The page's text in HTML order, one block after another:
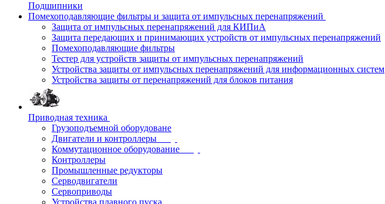
Подшипники
Помехоподавляющие фильтры и защита от импульсных перенапряжений
Защита от импульсных перенапряжений для КИПиА
Защита передающих и принимающих устройств от импульсных перенапряжений
Помехоподавляющие фильтры
Тестер для устройств защиты от импульсных перенапряжений
Устройства защиты от импульсных перенапряжений для информационных систем
Устройства защиты от перенапряжений для блоков питания
Приводная техника
Грузоподъемной оборудоване
Двигатели и контроллеры
Коммутационное оборудование
Контроллеры
Промышленные редукторы
Серводвигатели
Сервоприводы
Устройства плавного пуска